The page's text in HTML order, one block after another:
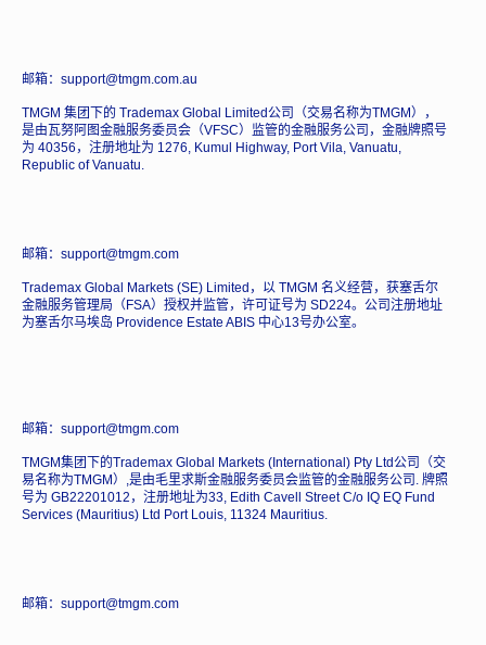
邮箱：support@tmgm.com.au
TMGM 集团下的 Trademax Global Limited公司（交易名称为TMGM），
是由瓦努阿图金融服务委员会（VFSC）监管的金融服务公司，金融牌照号
为 40356，注册地址为 1276, Kumul Highway, Port Vila, Vanuatu,
Republic of Vanuatu.
邮箱：support@tmgm.com
Trademax Global Markets (SE) Limited，以 TMGM 名义经营，获塞舌尔
金融服务管理局（FSA）授权并监管，许可证号为 SD224。公司注册地址
为塞舌尔马埃岛 Providence Estate ABIS 中心13号办公室。
邮箱：support@tmgm.com
TMGM集团下的Trademax Global Markets (International) Pty Ltd公司（交
易名称为TMGM）,是由毛里求斯金融服务委员会监管的金融服务公司. 牌照
号为 GB22201012，注册地址为33, Edith Cavell Street C/o IQ EQ Fund
Services (Mauritius) Ltd Port Louis, 11324 Mauritius.
邮箱：support@tmgm.com